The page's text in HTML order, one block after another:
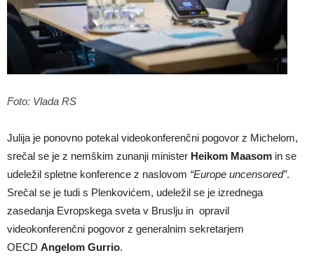
Foto: Vlada RS
Julija je ponovno potekal videokonferenčni pogovor z Michelom,
srečal se je z nemškim zunanji minister Heikom Maasom in se
udeležil spletne konference z naslovom “Europe uncensored”.
Srečal se je tudi s Plenkovićem, udeležil se je izrednega
zasedanja Evropskega sveta v Bruslju in opravil
videokonferenčni pogovor z generalnim sekretarjem
OECD Angelom Gurrio.